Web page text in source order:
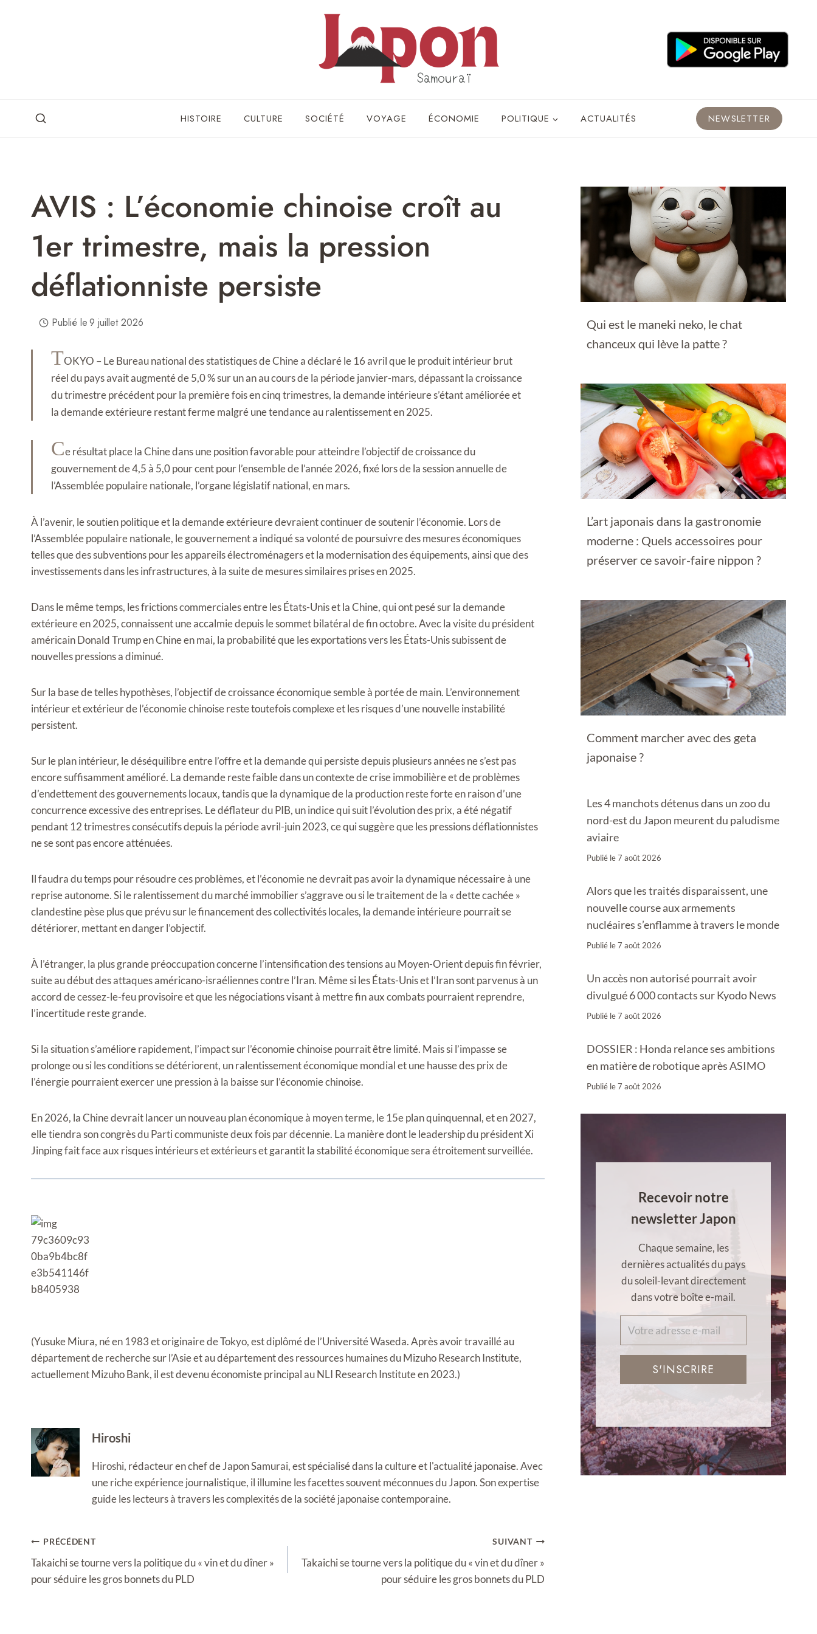
HISTOIRE CULTURE SOCIÉTÉ VOYAGE ÉCONOMIE POLITIQUE ACTUALITÉS NEWSLETTER
AVIS : L’économie chinoise croît au
1er trimestre, mais la pression
déflationniste persiste
Publié le9 juillet 2026
TOKYO – Le Bureau national des statistiques de Chine a déclaré le 16 avril que le produit intérieur brut
réel du pays avait augmenté de 5,0 % sur un an au cours de la période janvier-mars, dépassant la croissance
du trimestre précédent pour la première fois en cinq trimestres, la demande intérieure s’étant améliorée et
la demande extérieure restant ferme malgré une tendance au ralentissement en 2025.
Ce résultat place la Chine dans une position favorable pour atteindre l’objectif de croissance du
gouvernement de 4,5 à 5,0 pour cent pour l’ensemble de l’année 2026, fixé lors de la session annuelle de
l’Assemblée populaire nationale, l’organe législatif national, en mars.
À l’avenir, le soutien politique et la demande extérieure devraient continuer de soutenir l’économie. Lors de
l’Assemblée populaire nationale, le gouvernement a indiqué sa volonté de poursuivre des mesures économiques
telles que des subventions pour les appareils électroménagers et la modernisation des équipements, ainsi que des
investissements dans les infrastructures, à la suite de mesures similaires prises en 2025.
Dans le même temps, les frictions commerciales entre les États-Unis et la Chine, qui ont pesé sur la demande
extérieure en 2025, connaissent une accalmie depuis le sommet bilatéral de fin octobre. Avec la visite du président
américain Donald Trump en Chine en mai, la probabilité que les exportations vers les États-Unis subissent de
nouvelles pressions a diminué.
Sur la base de telles hypothèses, l’objectif de croissance économique semble à portée de main. L’environnement
intérieur et extérieur de l’économie chinoise reste toutefois complexe et les risques d’une nouvelle instabilité
persistent.
Sur le plan intérieur, le déséquilibre entre l’offre et la demande qui persiste depuis plusieurs années ne s’est pas
encore suffisamment amélioré. La demande reste faible dans un contexte de crise immobilière et de problèmes
d’endettement des gouvernements locaux, tandis que la dynamique de la production reste forte en raison d’une
concurrence excessive des entreprises. Le déflateur du PIB, un indice qui suit l’évolution des prix, a été négatif
pendant 12 trimestres consécutifs depuis la période avril-juin 2023, ce qui suggère que les pressions déflationnistes
ne se sont pas encore atténuées.
Il faudra du temps pour résoudre ces problèmes, et l’économie ne devrait pas avoir la dynamique nécessaire à une
reprise autonome. Si le ralentissement du marché immobilier s’aggrave ou si le traitement de la « dette cachée »
clandestine pèse plus que prévu sur le financement des collectivités locales, la demande intérieure pourrait se
détériorer, mettant en danger l’objectif.
À l’étranger, la plus grande préoccupation concerne l’intensification des tensions au Moyen-Orient depuis fin février,
suite au début des attaques américano-israéliennes contre l’Iran. Même si les États-Unis et l’Iran sont parvenus à un
accord de cessez-le-feu provisoire et que les négociations visant à mettre fin aux combats pourraient reprendre,
l’incertitude reste grande.
Si la situation s’améliore rapidement, l’impact sur l’économie chinoise pourrait être limité. Mais si l’impasse se
prolonge ou si les conditions se détériorent, un ralentissement économique mondial et une hausse des prix de
l’énergie pourraient exercer une pression à la baisse sur l’économie chinoise.
En 2026, la Chine devrait lancer un nouveau plan économique à moyen terme, le 15e plan quinquennal, et en 2027,
elle tiendra son congrès du Parti communiste deux fois par décennie. La manière dont le leadership du président Xi
Jinping fait face aux risques intérieurs et extérieurs et garantit la stabilité économique sera étroitement surveillée.
(Yusuke Miura, né en 1983 et originaire de Tokyo, est diplômé de l’Université Waseda. Après avoir travaillé au
département de recherche sur l’Asie et au département des ressources humaines du Mizuho Research Institute,
actuellement Mizuho Bank, il est devenu économiste principal au NLI Research Institute en 2023.)
Hiroshi
Hiroshi, rédacteur en chef de Japon Samurai, est spécialisé dans la culture et l'actualité japonaise. Avec
une riche expérience journalistique, il illumine les facettes souvent méconnues du Japon. Son expertise
guide les lecteurs à travers les complexités de la société japonaise contemporaine.
Navigation
de
l’article
PRÉCÉDENT
Takaichi se tourne vers la politique du « vin et du dîner »
pour séduire les gros bonnets du PLD
SUIVANT
Takaichi se tourne vers la politique du « vin et du dîner »
pour séduire les gros bonnets du PLD
Qui est le maneki neko, le chat
chanceux qui lève la patte ?
L’art japonais dans la gastronomie
moderne : Quels accessoires pour
préserver ce savoir-faire nippon ?
Comment marcher avec des geta
japonaise ?
Les 4 manchots détenus dans un zoo du
nord-est du Japon meurent du paludisme
aviaire
Publié le7 août 2026
Alors que les traités disparaissent, une
nouvelle course aux armements
nucléaires s’enflamme à travers le monde
Publié le7 août 2026
Un accès non autorisé pourrait avoir
divulgué 6 000 contacts sur Kyodo News
Publié le7 août 2026
DOSSIER : Honda relance ses ambitions
en matière de robotique après ASIMO
Publié le7 août 2026
Recevoir notre
newsletter Japon
Chaque semaine, les
dernières actualités du pays
du soleil-levant directement
dans votre boîte e-mail.
S'INSCRIRE